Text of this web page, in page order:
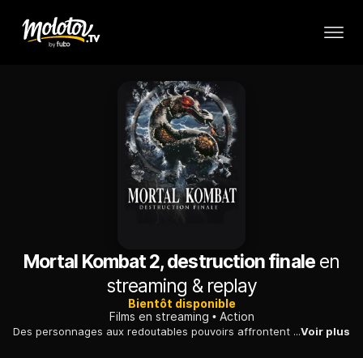
Mortal Kombat 2, destruction finaleen
streaming & replay
Bientôt disponible
Films en streaming
Action
Des personnages aux redoutables pouvoirs affrontent des êtres mutants bioniques et cybernétiques pour sauver la Terre, menacée de fusion avec l'outre-monde.Voir plus